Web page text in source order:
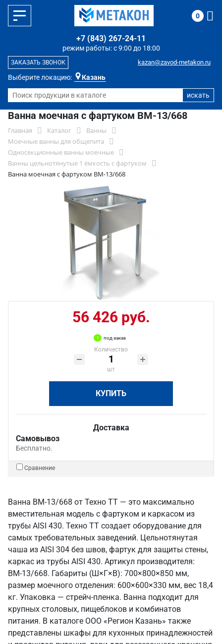
Выберите локацию: Казань
режим работы: с 9:00 до 18:00
+7 (843) 267-24-11
kazan@zavod-metakon.ru
ЗАКАЗАТЬ ЗВОНОК
0
Ванна моечная с фартуком ВМ-13/668
Главная Каталог
Ванны
Моечные ванны для общепита
Односекционные ванны моечные
Ванны цельнотянутые 1 ёмкость с фартуком
Ванна моечная с фартуком ВМ-13/668
56 426 руб.
под заказ
Количество
шт
КУПИТЬ
Доставка
Самовывоз
Бесплатно.
Сравнение
Ванна ВМ-13/668 от Техно ТТ — это максимально
вместительная модель с фартуком и каркасом из
трубы AISI 430. Техно ТТ создает оборудование для
самых требовательных заведений. Цельнотянутая
чаша из AISI 304 без швов, фартук для защиты стены,
каркас из трубы AISI 430. Артикул производителя:
ВМ-13/668. Габариты (Ш×Г×В): 700×800×850 мм,
размер моечного отделения: 600×600×330 мм, вес 18,4
кг. Упаковка — стрейч-пленка. Ванна подходит для
крупных столовых, пищеблоков и комбинатов
питания. В каталоге ООО «Регион Казань» также
представлены шкафы для кухонных принадлежностей